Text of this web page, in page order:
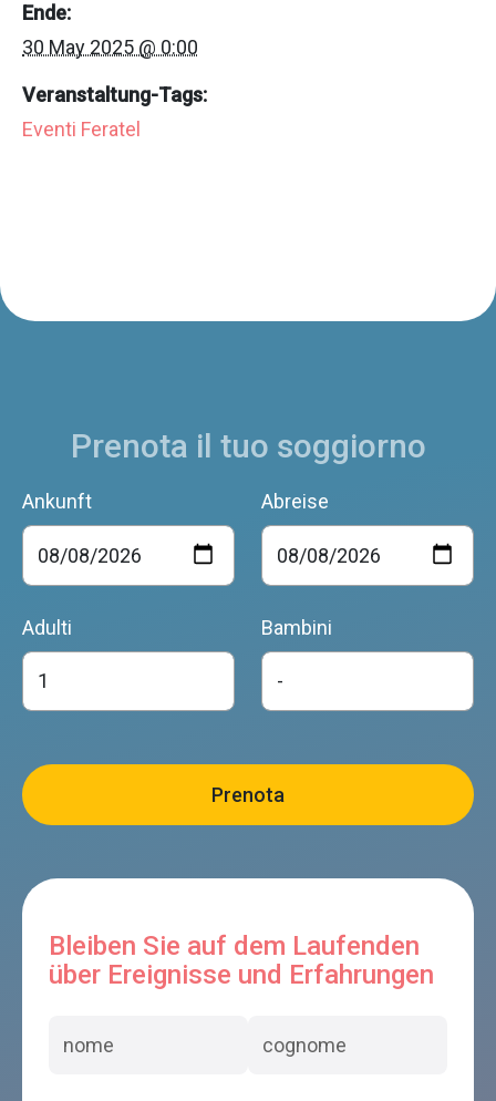
Ende:
30 May 2025 @ 0:00
Veranstaltung-Tags:
Eventi Feratel
Prenota il tuo soggiorno
Ankunft Abreise
Adulti Bambini
Bleiben Sie auf dem Laufenden
über Ereignisse und Erfahrungen